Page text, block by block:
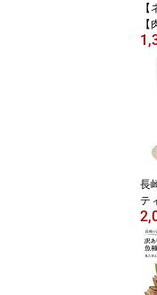
え
長
テ
コ
郵
可